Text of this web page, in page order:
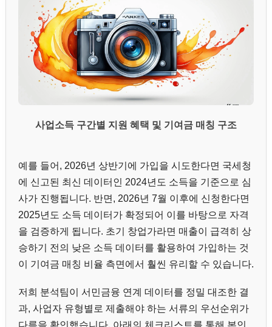
사업소득 구간별 지원 혜택 및 기여금 매칭 구조
예를 들어, 2026년 상반기에 가입을 시도한다면 국세청
에 신고된 최신 데이터인 2024년도 소득을 기준으로 심
사가 진행됩니다. 반면, 2026년 7월 이후에 신청한다면
2025년도 소득 데이터가 확정되어 이를 바탕으로 자격
을 검증하게 됩니다. 초기 창업가라면 매출이 급격히 상
승하기 전의 낮은 소득 데이터를 활용하여 가입하는 것
이 기여금 매칭 비율 측면에서 훨씬 유리할 수 있습니다.
저희 분석팀이 서민금융 연계 데이터를 정밀 대조한 결
과, 사업자 유형별로 제출해야 하는 서류의 우선순위가
다름을 확인했습니다. 아래의 체크리스트를 통해 본인